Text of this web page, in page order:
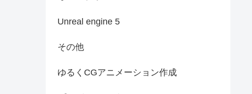
Unreal engine 5
その他
ゆるくCGアニメーション作成